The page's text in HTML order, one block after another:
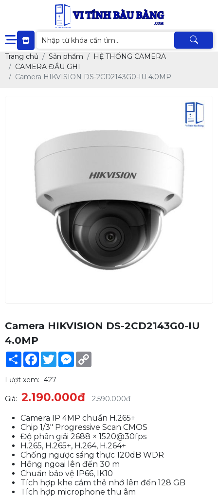
Trang chủ Sản phẩm
HỆ THỐNG CAMERA
CAMERA ĐẦU GHI
Camera HIKVISION DS-2CD2143G0-IU 4.0MP
Camera HIKVISION DS-2CD2143G0-IU
4.0MP
Share Facebook
TwitterMessenger
Lượt xem: 427
Giá: 2.190.000đ 2.590.000đ
Camera IP 4MP chuẩn H.265+
Chip 1/3" Progressive Scan CMOS
Độ phân giải 2688 × 1520@30fps
H.265, H.265+, H.264, H.264+
Chống ngược sáng thực 120dB WDR
Hồng ngoại lên đến 30 m
Chuẩn bảo vệ IP66, IK10
Tích hợp khe cắm thẻ nhớ lên đến 128 GB
Tích hợp microphone thu âm